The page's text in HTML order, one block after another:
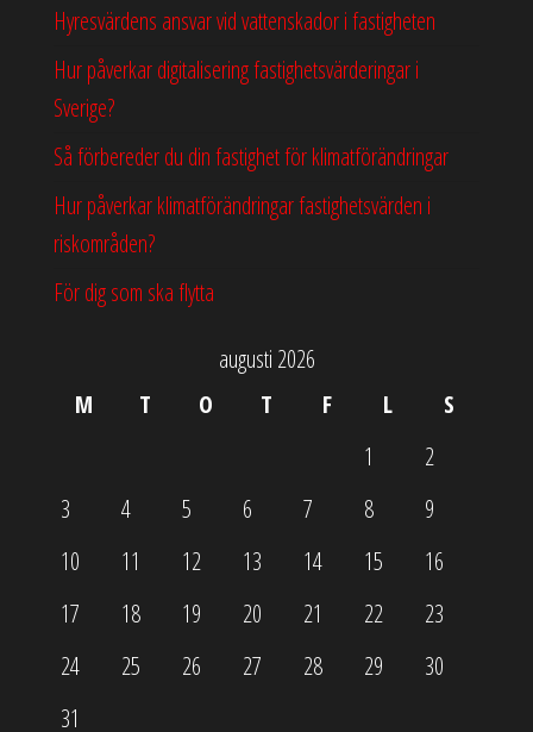
Hyresvärdens ansvar vid vattenskador i fastigheten
Hur påverkar digitalisering fastighetsvärderingar i
Sverige?
Så förbereder du din fastighet för klimatförändringar
Hur påverkar klimatförändringar fastighetsvärden i
riskområden?
För dig som ska flytta
augusti 2026
M
T O T F L
S
1
2
3
4 5 6 7 8
9
10
11 12 13 14 15
16
17
18 19 20 21 22
23
24
25 26 27 28 29
30
31